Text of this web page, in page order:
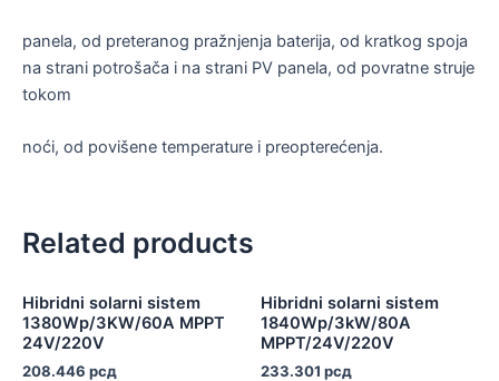
panela, od preteranog pražnjenja baterija, od kratkog spoja
na strani potrošača i na strani PV panela, od povratne struje
tokom
noći, od povišene temperature i preopterećenja.
Related products
Hibridni solarni sistem
1380Wp/3KW/60A MPPT
24V/220V
208.446 рсд
Hibridni solarni sistem
1840Wp/3kW/80A
MPPT/24V/220V
233.301 рсд